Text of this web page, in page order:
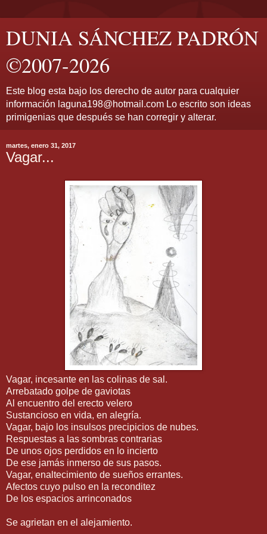
DUNIA SÁNCHEZ PADRÓN
©2007-2026
Este blog esta bajo los derecho de autor para cualquier
información laguna198@hotmail.com Lo escrito son ideas
primigenias que después se han corregir y alterar.
martes, enero 31, 2017
Vagar...
Vagar, incesante en las colinas de sal.
Arrebatado golpe de gaviotas
Al encuentro del erecto velero
Sustancioso en vida, en alegría.
Vagar, bajo los insulsos precipicios de nubes.
Respuestas a las sombras contrarias
De unos ojos perdidos en lo incierto
De ese jamás inmerso de sus pasos.
Vagar, enaltecimiento de sueños errantes.
Afectos cuyo pulso en la reconditez
De los espacios arrinconados
Se agrietan en el alejamiento.